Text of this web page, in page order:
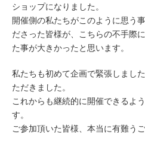
ショップになりました。
開催側の私たちがこのように思う
ださった皆様が、こちらの不手際
た事が大きかったと思います。
私たちも初めて企画で緊張しまし
ただきました。
これからも継続的に開催できるよ
す。
ご参加頂いた皆様、本当に有難う